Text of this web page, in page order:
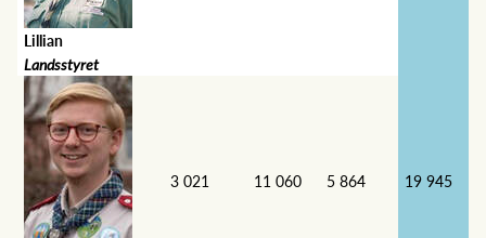
Lillian
Landsstyret
3 021 11 060 5 864 19 945